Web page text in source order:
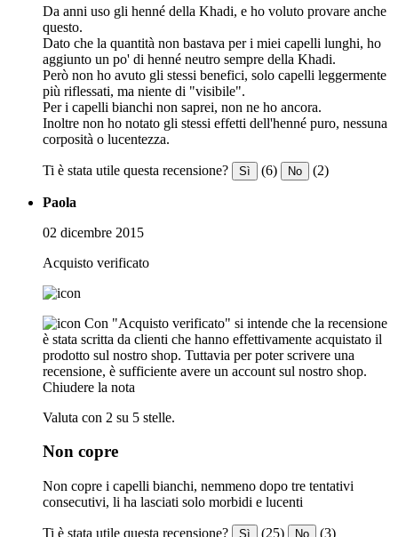
Da anni uso gli henné della Khadi, e ho voluto provare anche
questo.
Dato che la quantità non bastava per i miei capelli lunghi, ho
aggiunto un po' di henné neutro sempre della Khadi.
Però non ho avuto gli stessi benefici, solo capelli leggermente
più riflessati, ma niente di "visibile".
Per i capelli bianchi non saprei, non ne ho ancora.
Inoltre non ho notato gli stessi effetti dell'henné puro, nessuna
corposità o lucentezza.
Ti è stata utile questa recensione? Sì (6) No (2)
Paola
02 dicembre 2015
Acquisto verificato
Con "Acquisto verificato" si intende che la recensione
è stata scritta da clienti che hanno effettivamente acquistato il
prodotto sul nostro shop. Tuttavia per poter scrivere una
recensione, è sufficiente avere un account sul nostro shop.
Chiudere la nota
Valuta con 2 su 5 stelle.
Non copre
Non copre i capelli bianchi, nemmeno dopo tre tentativi
consecutivi, li ha lasciati solo morbidi e lucenti
Ti è stata utile questa recensione? Sì (25) No (3)